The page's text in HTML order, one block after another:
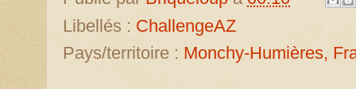
Libellés : ChallengeAZ
Pays/territoire : Monchy-Humières,